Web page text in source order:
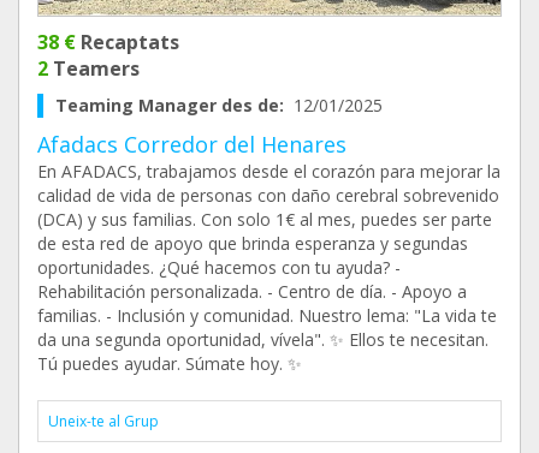
38 € Recaptats
2 Teamers
Teaming Manager des de: 12/01/2025
Afadacs Corredor del Henares
En AFADACS, trabajamos desde el corazón para mejorar la
calidad de vida de personas con daño cerebral sobrevenido
(DCA) y sus familias. Con solo 1€ al mes, puedes ser parte
de esta red de apoyo que brinda esperanza y segundas
oportunidades. ¿Qué hacemos con tu ayuda? -
Rehabilitación personalizada. - Centro de día. - Apoyo a
familias. - Inclusión y comunidad. Nuestro lema: "La vida te
da una segunda oportunidad, vívela". ✨ Ellos te necesitan.
Tú puedes ayudar. Súmate hoy. ✨
Uneix-te al Grup